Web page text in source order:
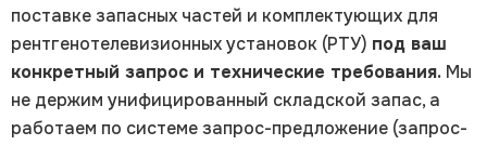
поставке запасных частей и комплектующих для
рентгенотелевизионных установок (РТУ) под ваш
конкретный запрос и технические требования. Мы
не держим унифицированный складской запас, а
работаем по системе запрос-предложение (запрос-